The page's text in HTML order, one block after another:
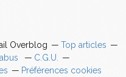
Overblog
Top articles
C.G.U.
Préférences cookies